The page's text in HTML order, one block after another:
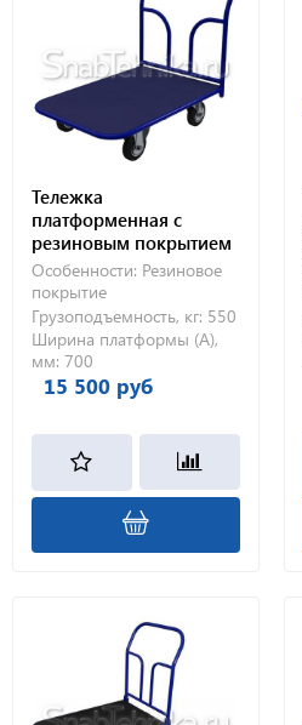
Тележка
платформенная с
резиновым покрытием
ТПР 5 (700х1200) 200-Ч
Особенности: Резиновое
покрытие
Грузоподъемность, кг: 550
Ширина платформы (А),
мм: 700
15 500 руб